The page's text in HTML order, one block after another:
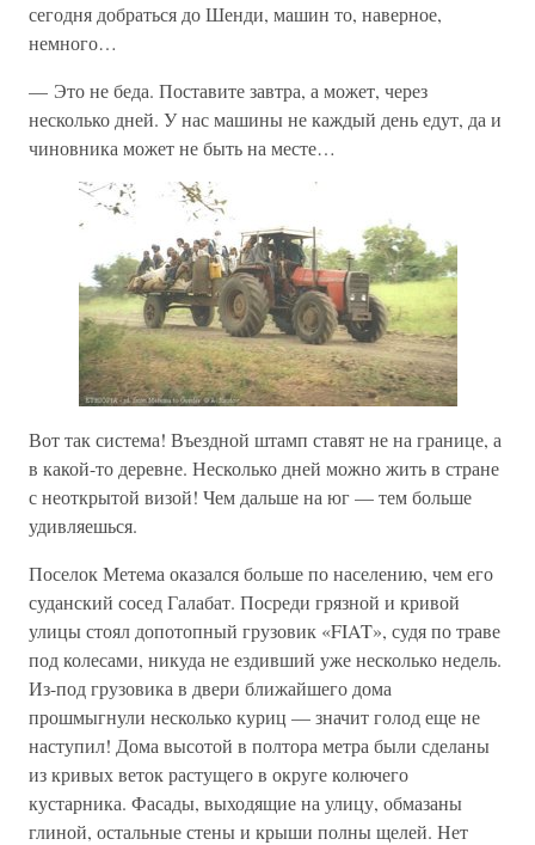
сегодня добраться до Шенди, машин то, наверное,
немного…
— Это не беда. Поставите завтра, а может, через
несколько дней. У нас машины не каждый день едут, да и
чиновника может не быть на месте…
Вот так система! Въездной штамп ставят не на границе, а
в какой-то деревне. Несколько дней можно жить в стране
с неоткрытой визой! Чем дальше на юг — тем больше
удивляешься.
Поселок Метема оказался больше по населению, чем его
суданский сосед Галабат. Посреди грязной и кривой
улицы стоял допотопный грузовик «FIAT», судя по траве
под колесами, никуда не ездивший уже несколько недель.
Из-под грузовика в двери ближайшего дома
прошмыгнули несколько куриц — значит голод еще не
наступил! Дома высотой в полтора метра были сделаны
из кривых веток растущего в округе колючего
кустарника. Фасады, выходящие на улицу, обмазаны
глиной, остальные стены и крыши полны щелей. Нет